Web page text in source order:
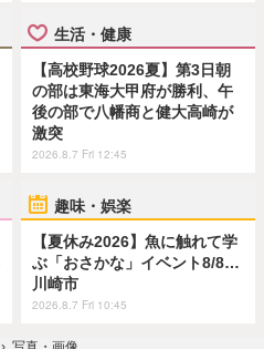
生活・健康
【高校野球2026夏】第3日朝
の部は東海大甲府が勝利、午
後の部で八幡商と健大高崎が
激突
2026.8.7 Fri 12:45
趣味・娯楽
【夏休み2026】魚に触れて学
ぶ「おさかな」イベント8/8…
川崎市
2026.8.7 Fri 10:45
›